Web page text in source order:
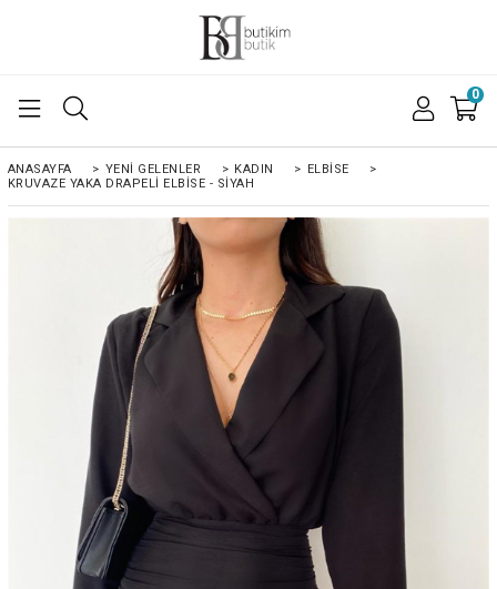
0
ANASAYFA > YENI GELENLER > KADIN > ELBISE
>
KRUVAZE YAKA DRAPELI ELBISE - SİYAH